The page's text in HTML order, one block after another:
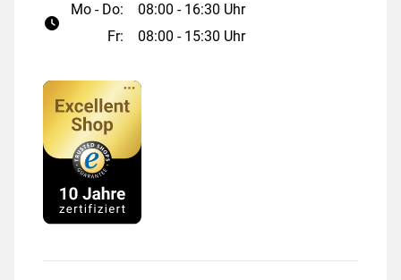
Mo - Do:
08:00 - 16:30 Uhr
Fr:
08:00 - 15:30 Uhr